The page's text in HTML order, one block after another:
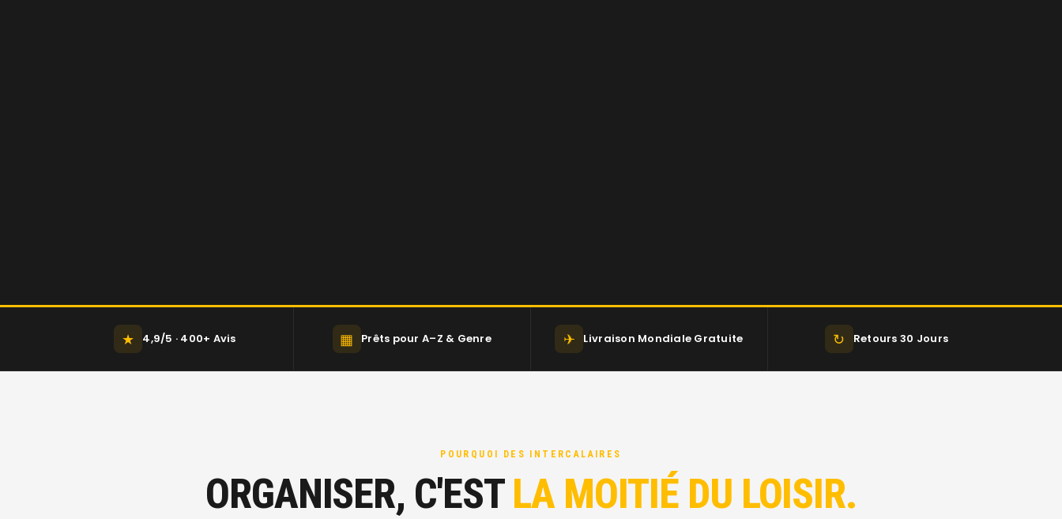
★ 4,9/5 · 400+ Avis ▦ Prêts pour A–Z & Genre ✈ Livraison Mondiale Gratuite ↻ Retours 30 Jours
POURQUOI DES INTERCALAIRES
ORGANISER, C'ESTLA MOITIÉ DU LOISIR.